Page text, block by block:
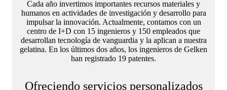
Cada año invertimos importantes recursos materiales y
humanos en actividades de investigación y desarrollo para
impulsar la innovación. Actualmente, contamos con un
centro de I+D con 15 ingenieros y 150 empleados que
desarrollan tecnología de vanguardia y la aplican a nuestra
gelatina. En los últimos dos años, los ingenieros de Gelken
han registrado 19 patentes.
Ofreciendo servicios personalizados